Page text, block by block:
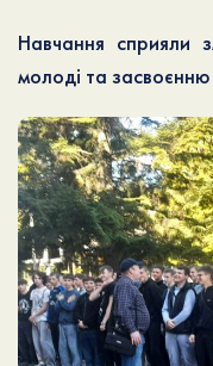
Навчання сприяли
молоді та